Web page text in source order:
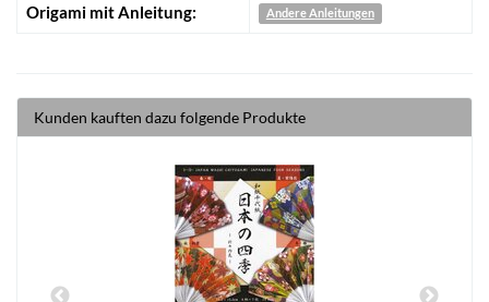
Origami mit Anleitung: Andere Anleitungen
Kunden kauften dazu folgende Produkte